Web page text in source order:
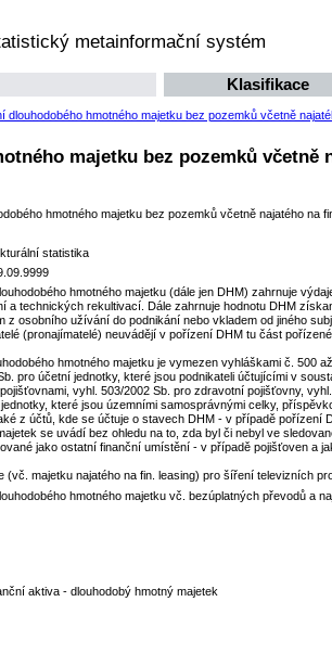
metainformační systém
Klasifikace
dlouhodobého hmotného majetku bez pozemků včetně
majetku bez pozemků
hmotného majetku bez pozemků včetně najatého na
statistika
hmotného majetku (dále jen DHM) zahrnuje
a technických rekultivací. Dále zahrnuje hodnotu DHM
z osobního užívání do podnikání nebo vkladem od jiného
(pronajímatelé) neuvádějí v pořízení DHM tu část
hmotného majetku je vymezen vyhláškami č. 500
pro účetní jednotky, které jsou podnikateli účtujícími v
vyhl. 503/2002 Sb. pro zdravotní pojišťovny,
které jsou územními samosprávnými celky,
z účtů, kde se účtuje o stavech DHM - v případě pořízení
se uvádí bez ohledu na to, zda byl či nebyl ve
jako ostatní finanční umístění - v případě pojišťoven a
(vč. majetku najatého na fin. leasing) pro šíření televizních
hmotného majetku vč. bezúplatných převodů a
aktiva - dlouhodobý hmotný majetek